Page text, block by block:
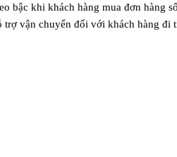
khi khách hàng mua đơn hàng
vận chuyển đối với khách hàng